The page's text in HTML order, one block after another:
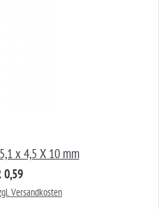
x 4,5 X 10 mm
0,59
Versandkosten